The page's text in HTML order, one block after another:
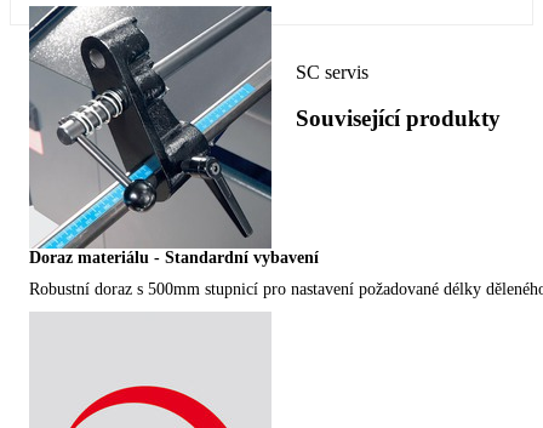
Doraz materiálu - Standardní vybavení
Robustní doraz s 500mm stupnicí pro nastavení požadované délky
SC servis
Související produkty